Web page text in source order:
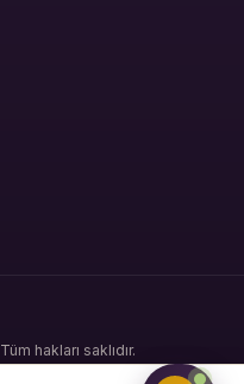
Tüm hakları saklıdır.
Çerez Politikası